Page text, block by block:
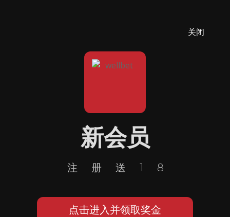
关闭
新会员
注册送18
点击进入并领取奖金